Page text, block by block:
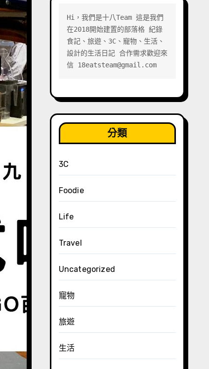
Hi，我們是十八Team 這是我們
在2018開始建置的部落格 紀錄
食記、旅遊、3C、寵物、生活、
設計的生活日記 合作需求歡迎來
信 18eatsteam@gmail.com
分類
3C
Foodie
Life
Travel
Uncategorized
寵物
旅遊
生活